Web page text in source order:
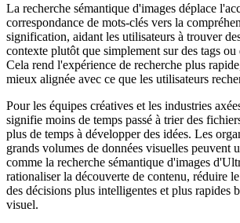
La recherche sémantique d'images déplace
correspondance de mots-clés vers la
signification, aidant les utilisateurs à trouver
contexte plutôt que simplement sur des tags
Cela rend l'expérience de recherche plus
mieux alignée avec ce que les utilisateurs
Pour les équipes créatives et les industries
signifie moins de temps passé à trier des
plus de temps à développer des idées. Les
grands volumes de données visuelles peuvent
comme la recherche sémantique d'images
rationaliser la découverte de contenu, réduire
des décisions plus intelligentes et plus rapides
visuel.